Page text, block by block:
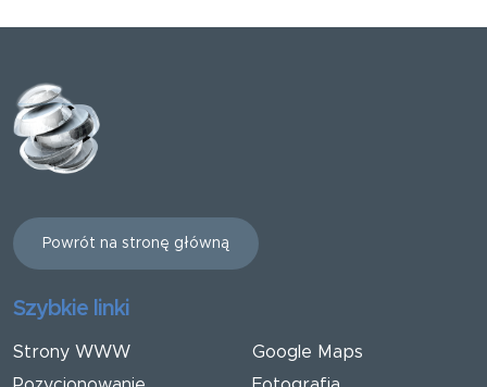
Powrót na stronę główną
Szybkie linki
Strony WWW
Google Maps